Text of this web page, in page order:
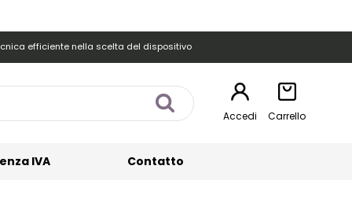
efficiente nella scelta del dispositivo
Accedi Carrello
IVA Contatto